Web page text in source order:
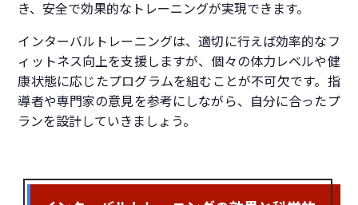
き、安全で効果的なトレーニングが実現できます。
インターバルトレーニングは、適切に行えば効率的なフ
ィットネス向上を支援しますが、個々の体力レベルや健
康状態に応じたプログラムを組むことが不可欠です。指
導者や専門家の意見を参考にしながら、自分に合ったプ
ランを設計していきましょう。